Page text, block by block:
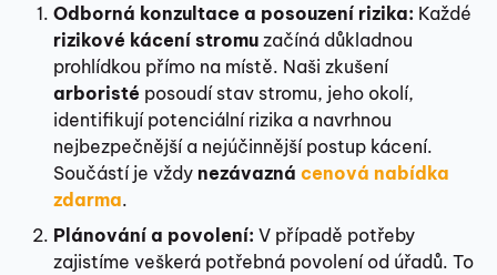
Odborná konzultace a posouzení rizika: Každé
rizikové kácení stromu začíná důkladnou
prohlídkou přímo na místě. Naši zkušení
arboristé posoudí stav stromu, jeho okolí,
identifikují potenciální rizika a navrhnou
nejbezpečnější a nejúčinnější postup kácení.
Součástí je vždy nezávazná cenová nabídka
zdarma.
Plánování a povolení: V případě potřeby
zajistíme veškerá potřebná povolení od úřadů. To